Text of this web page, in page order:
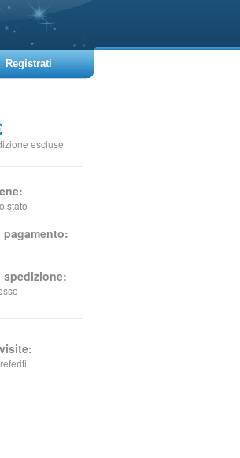
Registrati
escluse
stato
spedizione: